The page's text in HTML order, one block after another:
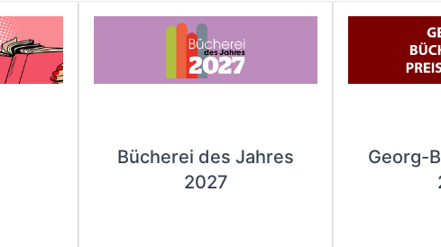
Bücherei des Jahres
2027
Georg-